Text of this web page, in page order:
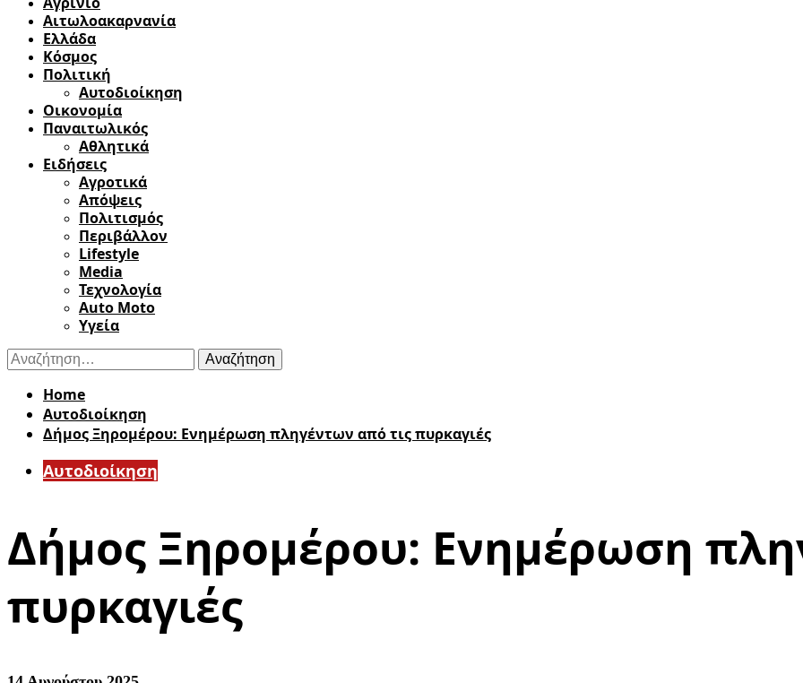
Αιτωλοακαρνανία
Ελλάδα
Κόσμος
Πολιτική
Αυτοδιοίκηση
Οικονομία
Παναιτωλικός
Αθλητικά
Ειδήσεις
Αγροτικά
Απόψεις
Πολιτισμός
Περιβάλλον
Lifestyle
Media
Τεχνολογία
Auto Moto
Υγεία
Αναζήτηση
για:
Home
Αυτοδιοίκηση
Δήμος Ξηρομέρου: Ενημέρωση πληγέντων από τις πυρκαγιές
Αυτοδιοίκηση
Δήμος Ξηρομέρου: Ενημέρωση
πυρκαγιές